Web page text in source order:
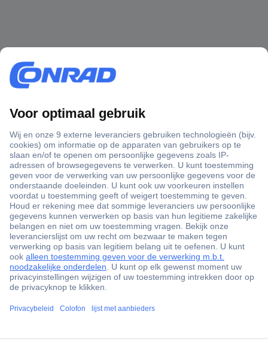
+3500 merken
+1.900.000 producten
+85.000 zakelijke klanten
Gratis inkoopoplossingen
Scherpe offertes op maat
Bestellen ccp.user.init.failed.titl